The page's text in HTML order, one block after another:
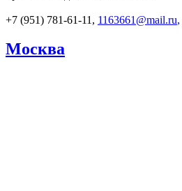
+7 (951) 781-61-11, 1163661@mail.ru,
Москва